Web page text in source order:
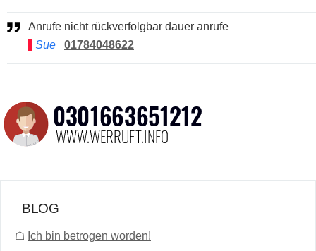
Anrufe nicht rückverfolgbar dauer anrufe
Sue
01784048622
BLOG
☖ Ich bin betrogen worden!